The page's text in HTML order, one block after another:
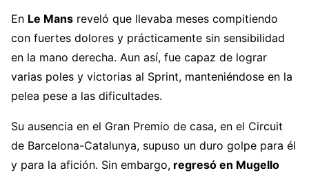
En Le Mans reveló que llevaba meses compitiendo
con fuertes dolores y prácticamente sin sensibilidad
en la mano derecha. Aun así, fue capaz de lograr
varias poles y victorias al Sprint, manteniéndose en la
pelea pese a las dificultades.
Su ausencia en el Gran Premio de casa, en el Circuit
de Barcelona-Catalunya, supuso un duro golpe para él
y para la afición. Sin embargo, regresó en Mugello